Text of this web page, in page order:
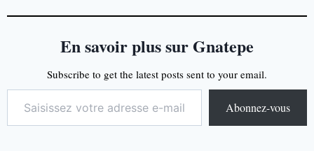
En savoir plus sur Gnatepe
Subscribe to get the latest posts sent to your email.
Abonnez-vous